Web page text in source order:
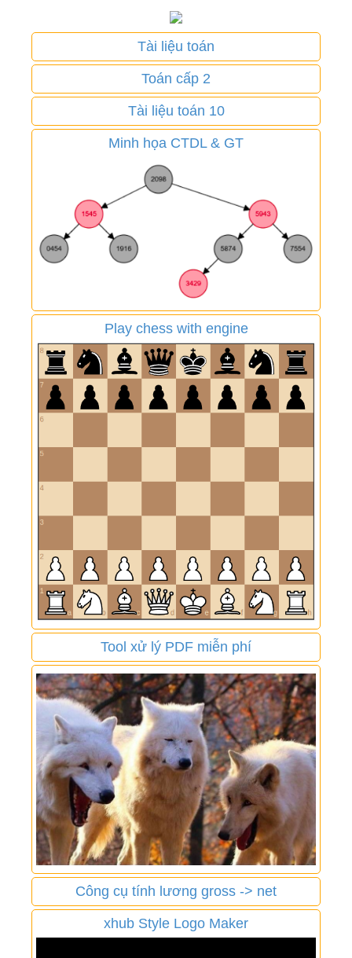
Tài liệu toán
Toán cấp 2
Tài liệu toán 10
Minh họa CTDL & GT
Play chess with engine
Tool xử lý PDF miễn phí
Công cụ tính lương gross -> net
xhub Style Logo Maker